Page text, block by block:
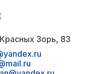
Зорь, 83